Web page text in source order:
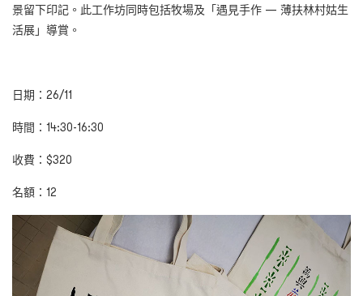
景留下印記。此工作坊同時包括牧場及「遇見手作 — 薄扶林村姑生
活展」導賞。
日期：26/11
時間：14:30-16:30
收費：$320
名額：12